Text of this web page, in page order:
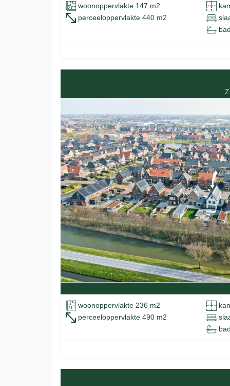
woonoppervlakte 147 m2
perceeloppervlakte 440 m2
woonoppervlakte 236 m2
perceeloppervlakte 490 m2